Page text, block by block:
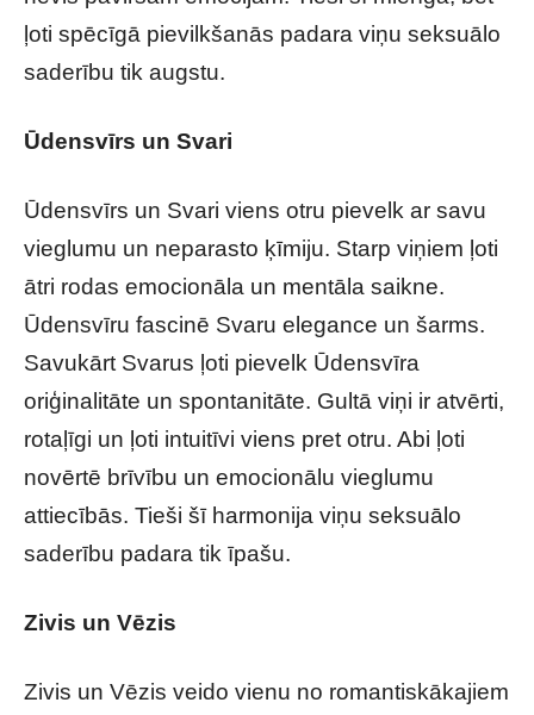
ļoti spēcīgā pievilkšanās padara viņu seksuālo
saderību tik augstu.
Ūdensvīrs un Svari
Ūdensvīrs un Svari viens otru pievelk ar savu
vieglumu un neparasto ķīmiju. Starp viņiem ļoti
ātri rodas emocionāla un mentāla saikne.
Ūdensvīru fascinē Svaru elegance un šarms.
Savukārt Svarus ļoti pievelk Ūdensvīra
oriģinalitāte un spontanitāte. Gultā viņi ir atvērti,
rotaļīgi un ļoti intuitīvi viens pret otru. Abi ļoti
novērtē brīvību un emocionālu vieglumu
attiecībās. Tieši šī harmonija viņu seksuālo
saderību padara tik īpašu.
Zivis un Vēzis
Zivis un Vēzis veido vienu no romantiskākajiem